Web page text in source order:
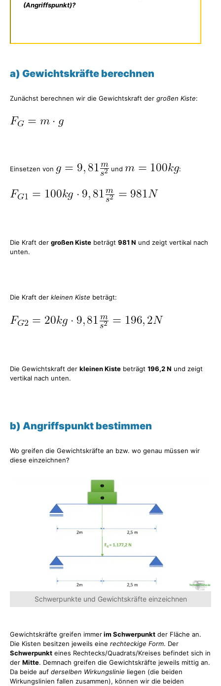
(Angriffspunkt)?
a) Gewichtskräfte berechnen
Zunächst berechnen wir die Gewichtskraft der großen Kiste:
Einsetzen von und :
Die Kraft der großen Kiste beträgt 981 N und zeigt vertikal nach
unten.
Die Kraft der kleinen Kiste beträgt:
Die Gewichtskraft der kleinen Kiste beträgt 196,2 N und zeigt
vertikal nach unten.
b) Angriffspunkt bestimmen
Wo greifen die Gewichtskräfte an bzw. wo genau müssen wir
diese einzeichnen?
Schwerpunkte und Gewichtskräfte einzeichnen
Gewichtskräfte greifen immerim Schwerpunkt der Fläche an.
Die Kisten besitzen jeweils eine rechteckige Form. Der
Schwerpunkt eines Rechtecks/Quadrats/Kreises befindet sich in
der Mitte. Demnach greifen die Gewichtskräfte jeweils mittig an.
Da beide auf derselben Wirkungslinie liegen (die beiden
Wirkungslinien fallen zusammen), können wir die beiden